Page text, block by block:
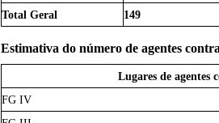
Total Geral
149
Estimativa do número de agentes
Lugares de agentes
FG IV